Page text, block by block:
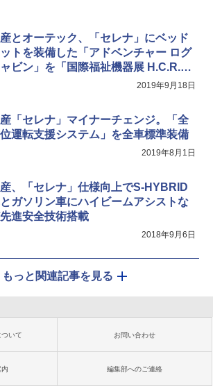
産とオーテック、「セレナ」にベッド
トを装備した「アドベンチャー ログ
ビン」を「国際福祉機器展 H.C.R.20
2019年9月18日
産「セレナ」マイナーチェンジ。「全
運転支援システム」を全車標準装備
2019年8月1日
産、「セレナ」仕様向上でS-HYBRID
ガソリン車にハイビームアシストな
進安全技術搭載
2018年9月6日
もっと関連記事を見る
いて お問い合わせ
編集部へのご連絡